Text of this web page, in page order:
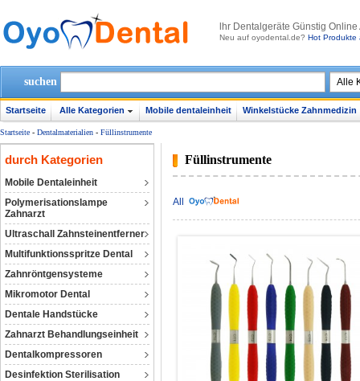
lhr Dentalgeräte Günstig
Neu auf oyodental.de? Hot Produkte
suchen
Startseite Alle Kategorien Mobile dentaleinheit Winkelstücke Zahnmedizin
Startseite - Dentalmaterialien - Füllinstrumente
durch Kategorien
Mobile Dentaleinheit
Polymerisationslampe
Zahnarzt
Ultraschall Zahnsteinentferner
Multifunktionsspritze Dental
Zahnröntgensysteme
Mikromotor Dental
Dentale Handstücke
Zahnarzt Behandlungseinheit
Dentalkompressoren‎
Desinfektion Sterilisation
Füllinstrumente
All